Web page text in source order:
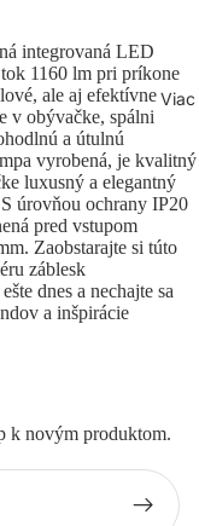
Viac
integrovaná LED
1160 lm pri príkone
ale aj efektívne
v obývačke, spálni
a útulnú
vyrobená, je kvalitný
luxusný a elegantný
úrovňou ochrany IP20
pred vstupom
Zaobstarajte si túto
záblesk
dnes a nechajte sa
a inšpirácie
k novým produktom.